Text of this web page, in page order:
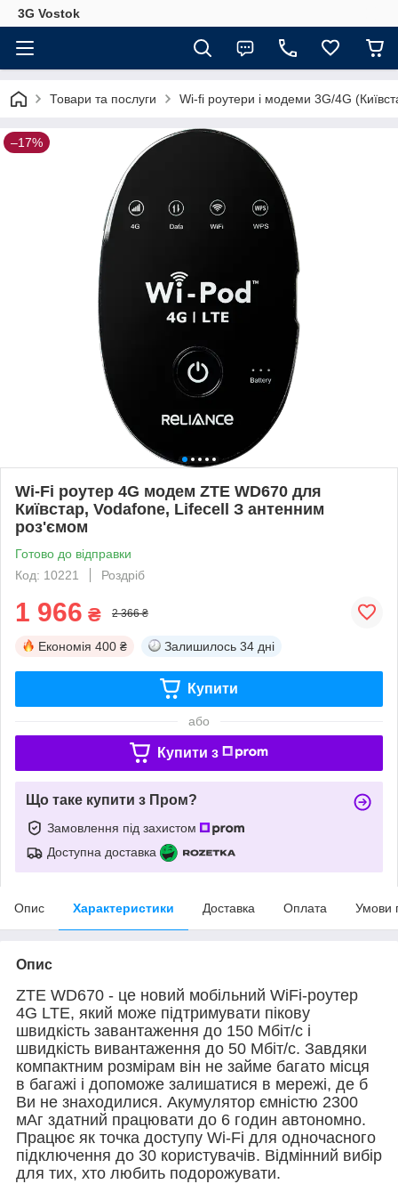
3G Vostok
Товари та послуги Wi-fi роутери і модеми 3G/4G
–17%
Wi-Fi роутер 4G модем ZTE WD670 для
Київстар, Vodafone, Lifecell З антенним
роз'ємом
Готово до відправки
Код: 10221
Роздріб
1 966 ₴ 2 366 ₴
Економія 400 ₴ Залишилось 34 дні
Купити
або
Купити з
Що таке купити з Пром?
Замовлення під захистом
Доступна доставка
Опис Характеристики Доставка Оплата Умови
Опис
ZTE WD670 - це новий мобільний WiFi-роутер
4G LTE, який може підтримувати пікову
швидкість завантаження до 150 Мбіт/с і
швидкість вивантаження до 50 Мбіт/с. Завдяки
компактним розмірам він не займе багато місця
в багажі і допоможе залишатися в мережі, де б
Ви не знаходилися. Акумулятор ємністю 2300
мАг здатний працювати до 6 годин автономно.
Працює як точка доступу Wi-Fi для одночасного
підключення до 30 користувачів. Відмінний вибір
для тих, хто любить подорожувати.